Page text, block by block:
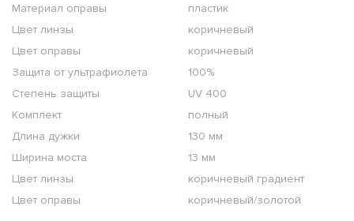
Материал оправы
пластик
Цвет линзы
коричневый
Цвет оправы
коричневый
Защита от ультрафиолета
100%
Степень защиты
UV 400
Комплект
полный
Длина дужки
130 мм
Ширина моста
13 мм
Цвет линзы
коричневый градиент
Цвет оправы
коричневый/золотой